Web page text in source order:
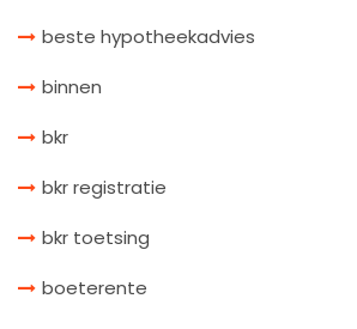
beste hypotheekadvies
binnen
bkr
bkr registratie
bkr toetsing
boeterente